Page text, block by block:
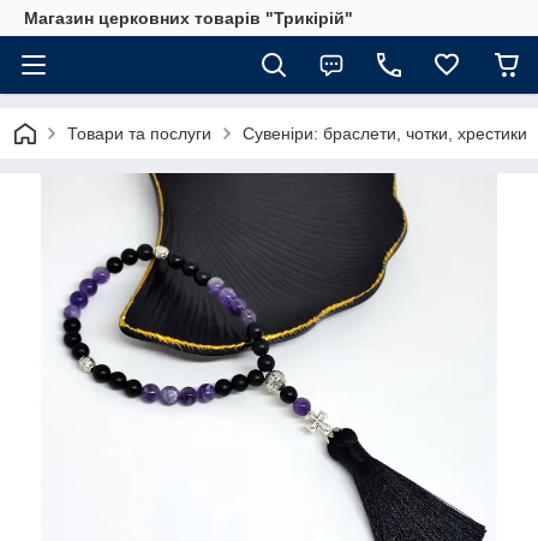
Магазин церковних товарів "Трикірій"
Товари та послуги Сувеніри: браслети, чотки, хрестики